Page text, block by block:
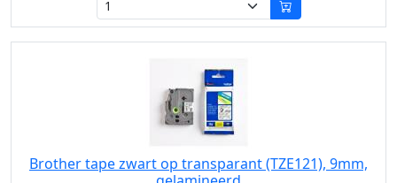
Brother tape zwart op transparant (TZE121), 9mm,